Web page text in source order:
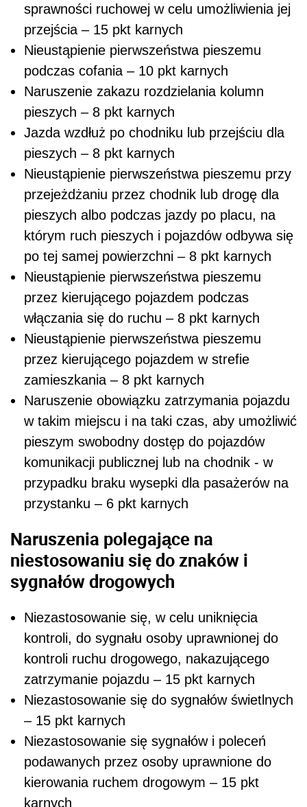
sprawności ruchowej w celu umożliwienia jej
przejścia – 15 pkt karnych
Nieustąpienie pierwszeństwa pieszemu
podczas cofania – 10 pkt karnych
Naruszenie zakazu rozdzielania kolumn
pieszych – 8 pkt karnych
Jazda wzdłuż po chodniku lub przejściu dla
pieszych – 8 pkt karnych
Nieustąpienie pierwszeństwa pieszemu przy
przejeżdżaniu przez chodnik lub drogę dla
pieszych albo podczas jazdy po placu, na
którym ruch pieszych i pojazdów odbywa się
po tej samej powierzchni – 8 pkt karnych
Nieustąpienie pierwszeństwa pieszemu
przez kierującego pojazdem podczas
włączania się do ruchu – 8 pkt karnych
Nieustąpienie pierwszeństwa pieszemu
przez kierującego pojazdem w strefie
zamieszkania – 8 pkt karnych
Naruszenie obowiązku zatrzymania pojazdu
w takim miejscu i na taki czas, aby umożliwić
pieszym swobodny dostęp do pojazdów
komunikacji publicznej lub na chodnik - w
przypadku braku wysepki dla pasażerów na
przystanku – 6 pkt karnych
Naruszenia polegające na
niestosowaniu się do znaków i
sygnałów drogowych
Niezastosowanie się, w celu uniknięcia
kontroli, do sygnału osoby uprawnionej do
kontroli ruchu drogowego, nakazującego
zatrzymanie pojazdu – 15 pkt karnych
Niezastosowanie się do sygnałów świetlnych
– 15 pkt karnych
Niezastosowanie się sygnałów i poleceń
podawanych przez osoby uprawnione do
kierowania ruchem drogowym – 15 pkt
karnych